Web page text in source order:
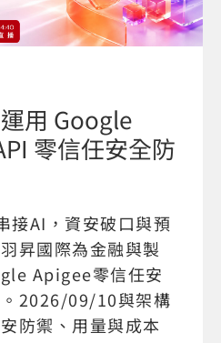
用 Google
零信任安全防
接AI，資安破口與預
昇國際為金融與製
Apigee零信任安
2026/09/10與架構
防禦、用量與成本